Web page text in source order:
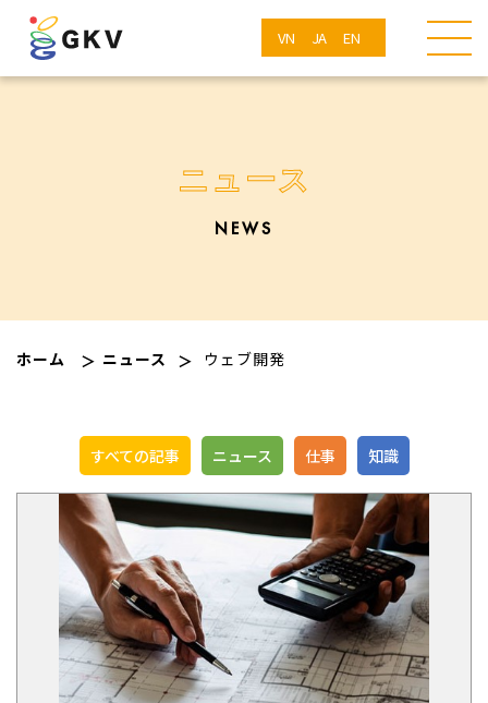
VN JA EN
ニュース
NEWS
ホーム ニュース ウェブ開発
すべての記事 ニュース 仕事 知識